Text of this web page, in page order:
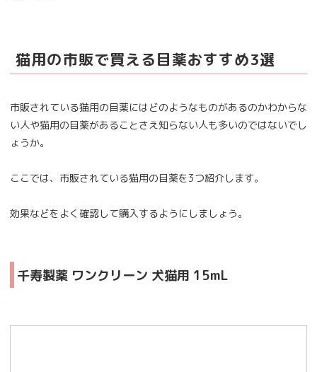
猫用の市販で買える目薬おすすめ3選
市販されている猫用の目薬にはどのようなものがあるのかわからな
い人や猫用の目薬があることさえ知らない人も多いのではないでし
ょうか。
ここでは、市販されている猫用の目薬を3つ紹介します。
効果などをよく確認して購入するようにしましょう。
千寿製薬 ワンクリーン 犬猫用 15mL